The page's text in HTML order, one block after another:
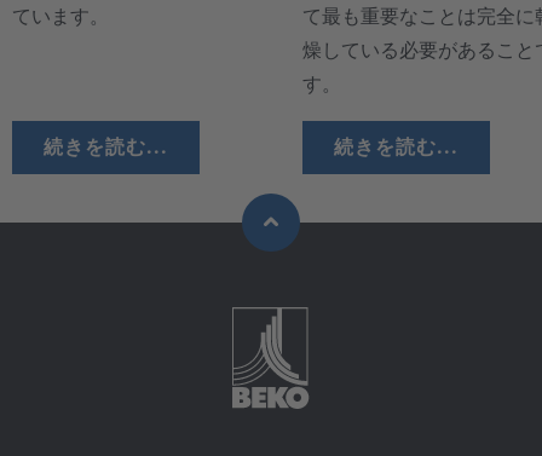
ています。
続きを読む...
て最も重要なことは完全に
燥している必要があること
す。
続きを読む...